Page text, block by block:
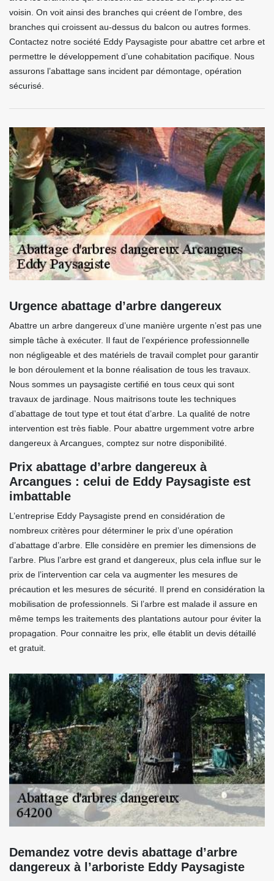
voisin. On voit ainsi des branches qui créent de l’ombre, des
branches qui croissent au-dessus du balcon ou autres formes.
Contactez notre société Eddy Paysagiste pour abattre cet arbre et
permettre le développement d’une cohabitation pacifique. Nous
assurons l’abattage sans incident par démontage, opération
sécurisé.
Urgence abattage d’arbre dangereux
Abattre un arbre dangereux d’une manière urgente n’est pas une
simple tâche à exécuter. Il faut de l’expérience professionnelle
non négligeable et des matériels de travail complet pour garantir
le bon déroulement et la bonne réalisation de tous les travaux.
Nous sommes un paysagiste certifié en tous ceux qui sont
travaux de jardinage. Nous maitrisons toute les techniques
d’abattage de tout type et tout état d’arbre. La qualité de notre
intervention est très fiable. Pour abattre urgemment votre arbre
dangereux à Arcangues, comptez sur notre disponibilité.
Prix abattage d’arbre dangereux à
Arcangues : celui de Eddy Paysagiste est
imbattable
L’entreprise Eddy Paysagiste prend en considération de
nombreux critères pour déterminer le prix d’une opération
d’abattage d’arbre. Elle considère en premier les dimensions de
l’arbre. Plus l’arbre est grand et dangereux, plus cela influe sur le
prix de l’intervention car cela va augmenter les mesures de
précaution et les mesures de sécurité. Il prend en considération la
mobilisation de professionnels. Si l’arbre est malade il assure en
même temps les traitements des plantations autour pour éviter la
propagation. Pour connaitre les prix, elle établit un devis détaillé
et gratuit.
Demandez votre devis abattage d’arbre
dangereux à l’arboriste Eddy Paysagiste